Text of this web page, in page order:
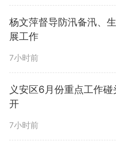
少年身心成长的
学戒烟方法。现
料、互动问答、
式，深化青年学
知，引导青少年
牢校园无烟防线
杨文萍督导防汛备汛、
展工作
7小时前
义安区6月份重点工作
开
7小时前